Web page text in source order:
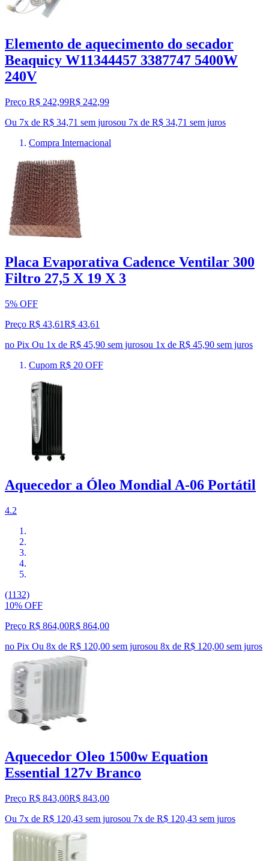
Elemento de aquecimento do secador
Beaquicy W11344457 3387747 5400W
240V
Preço R$ 242,99R$ 242,99
Ou 7x de R$ 34,71 sem jurosou 7x de R$ 34,71 sem juros
Compra Internacional
Placa Evaporativa Cadence Ventilar 300
Filtro 27,5 X 19 X 3
5% OFF
Preço R$ 43,61R$ 43,61
no Pix Ou 1x de R$ 45,90 sem jurosou 1x de R$ 45,90 sem juros
Cupom R$ 20 OFF
Aquecedor a Óleo Mondial A-06 Portátil
4.2
(1132)
10% OFF
Preço R$ 864,00R$ 864,00
no Pix Ou 8x de R$ 120,00 sem jurosou 8x de R$ 120,00 sem juros
Aquecedor Oleo 1500w Equation
Essential 127v Branco
Preço R$ 843,00R$ 843,00
Ou 7x de R$ 120,43 sem jurosou 7x de R$ 120,43 sem juros